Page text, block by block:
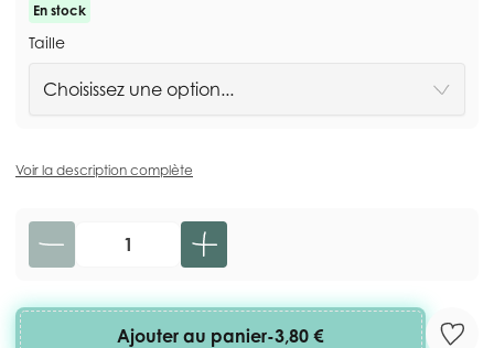
En stock
Taille
Voir la description complète
Quantité
Ajouter au panier-3,80 €